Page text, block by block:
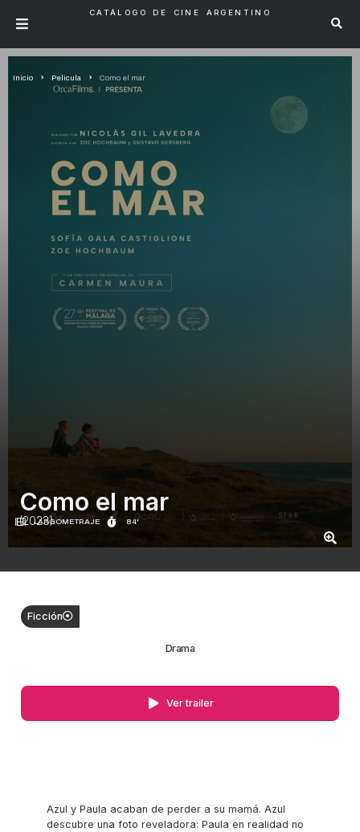
CATÁLOGO DE CINE ARGENTINO
Inicio Pelicula Como el mar
LARGOMETRAJE 84'
Como el mar
(2023)
Ficción
Drama
Ver trailer
Azul y Paula acaban de perder a su mamá. Azul
descubre una foto reveladora: Paula en realidad no